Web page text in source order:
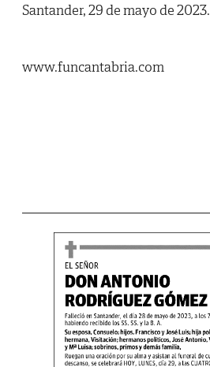
Santander, 29 de mayo de 2023.
www.funcantabria.com